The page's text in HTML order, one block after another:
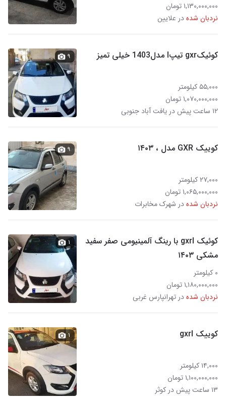
۱,۱۳۰,۰۰۰,۰۰۰ تومان
نردبان شدهدر علایین
کوئیکgxr تیپl مدل1403 خیلی تمیز
۵۵,۰۰۰ کیلومتر
۱,۰۷۰,۰۰۰,۰۰۰ تومان
۱۲ ساعت پیش در یافت آباد جنوبی
۹
کوییک GXR مدل ، ۱۴۰۳
۲۷,۰۰۰ کیلومتر
۱,۰۶۵,۰۰۰,۰۰۰ تومان
نردبان شدهدر شهرک مخابرات
۹
کوئیک gxrl با رینگ آلمینیومی صفر سفید
مشکی ۱۴۰۳
۰ کیلومتر
۱,۱۸۰,۰۰۰,۰۰۰ تومان
نردبان شدهدر تهرانپارس غربی
۱
کوییک gxrl
۱۴,۰۰۰ کیلومتر
۱,۱۰۰,۰۰۰,۰۰۰ تومان
۱۳ ساعت پیش در کوثر
۱